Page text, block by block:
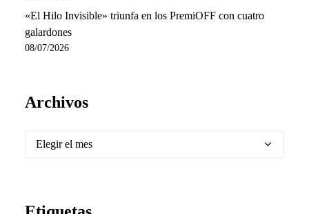
«El Hilo Invisible» triunfa en los PremiOFF con cuatro
galardones
08/07/2026
Archivos
Archivos